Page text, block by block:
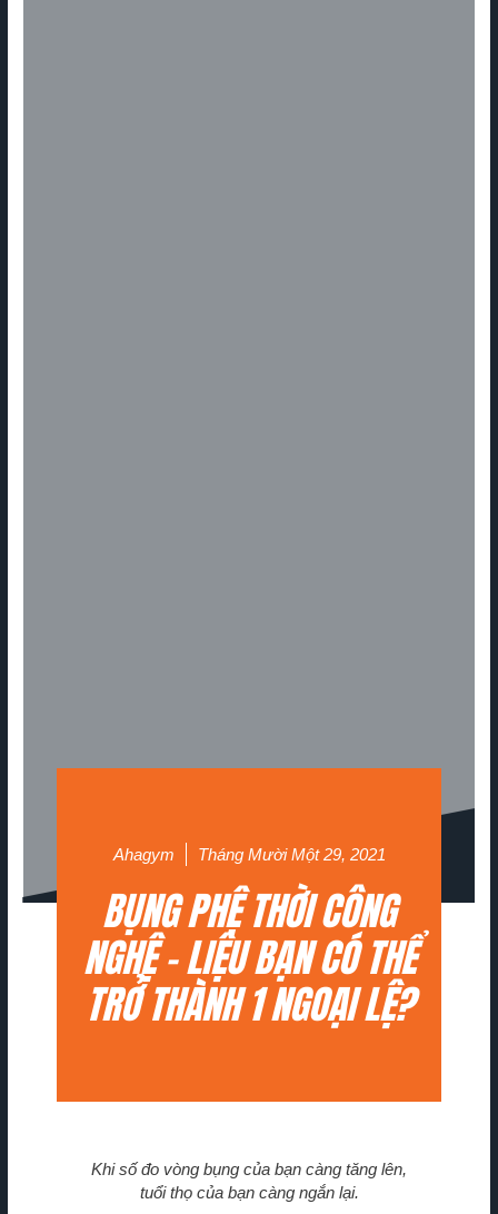
Ahagym Tháng Mười Một 29, 2021
BỤNG PHỆ THỜI CÔNG
NGHỆ – LIỆU BẠN CÓ THỂ
TRỞ THÀNH 1 NGOẠI LỆ?​
Khi số đo vòng bụng của bạn càng tăng lên,
tuổi thọ của bạn càng ngắn lại.